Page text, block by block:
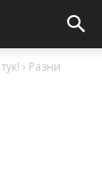
› Разни